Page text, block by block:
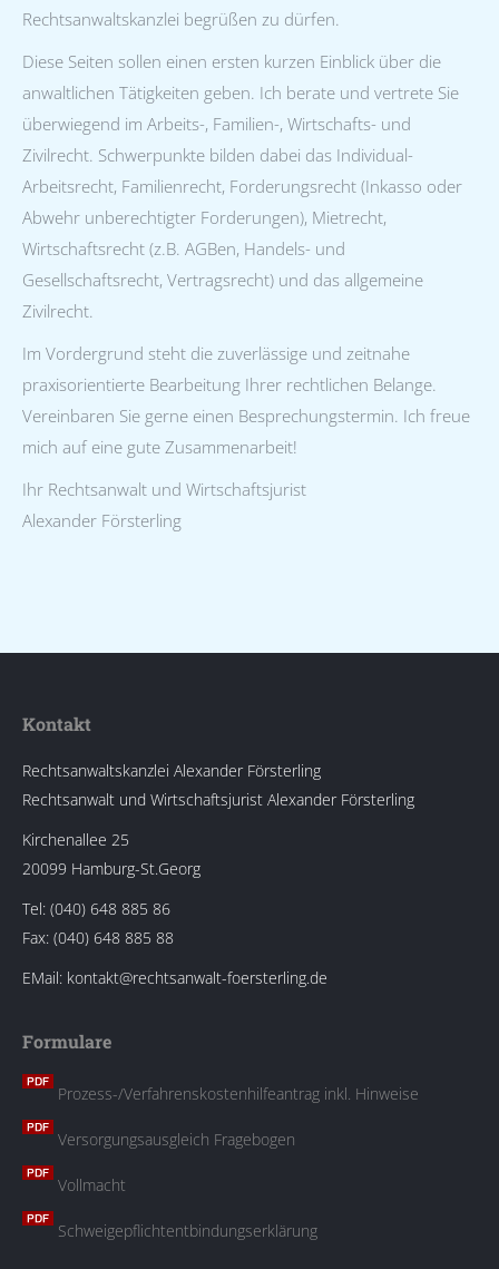
Rechtsanwaltskanzlei begrüßen zu dürfen.
Diese Seiten sollen einen ersten kurzen Einblick über die
anwaltlichen Tätigkeiten geben. Ich berate und vertrete Sie
überwiegend im Arbeits-, Familien-, Wirtschafts- und
Zivilrecht. Schwerpunkte bilden dabei das Individual-
Arbeitsrecht, Familienrecht, Forderungsrecht (Inkasso oder
Abwehr unberechtigter Forderungen), Mietrecht,
Wirtschaftsrecht (z.B. AGBen, Handels- und
Gesellschaftsrecht, Vertragsrecht) und das allgemeine
Zivilrecht.
Im Vordergrund steht die zuverlässige und zeitnahe
praxisorientierte Bearbeitung Ihrer rechtlichen Belange.
Vereinbaren Sie gerne einen Besprechungstermin. Ich freue
mich auf eine gute Zusammenarbeit!
Ihr Rechtsanwalt und Wirtschaftsjurist
Alexander Försterling
Kontakt
Rechtsanwaltskanzlei Alexander Försterling
Rechtsanwalt und Wirtschaftsjurist Alexander Försterling
Kirchenallee 25
20099 Hamburg-St.Georg
Tel: (040) 648 885 86
Fax: (040) 648 885 88
EMail: kontakt@rechtsanwalt-foersterling.de
Formulare
Prozess-/Verfahrenskostenhilfeantrag inkl. Hinweise
Versorgungsausgleich Fragebogen
Vollmacht
Schweigepflichtentbindungserklärung